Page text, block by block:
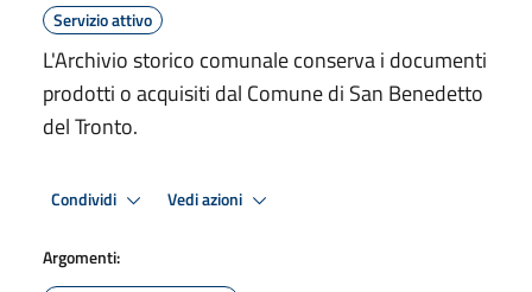
Servizio attivo
L'Archivio storico comunale conserva i documenti
prodotti o acquisiti dal Comune di San Benedetto
del Tronto.
Condividi Vedi azioni
Argomenti: